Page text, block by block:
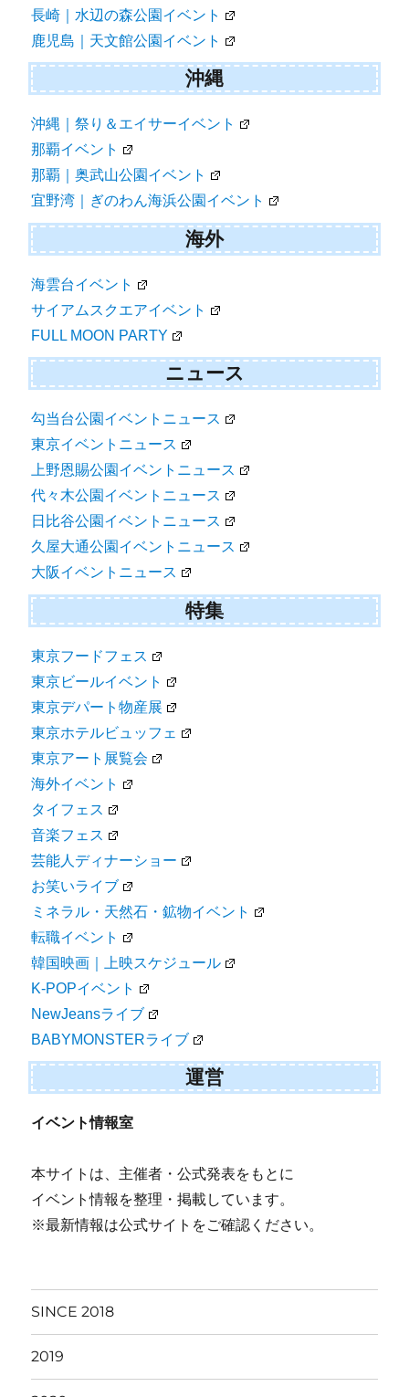
長崎｜水辺の森公園イベント
鹿児島｜天文館公園イベント
沖縄
沖縄｜祭り＆エイサーイベント
那覇イベント
那覇｜奥武山公園イベント
宜野湾｜ぎのわん海浜公園イベント
海外
海雲台イベント
サイアムスクエアイベント
FULL MOON PARTY
ニュース
勾当台公園イベントニュース
東京イベントニュース
上野恩賜公園イベントニュース
代々木公園イベントニュース
日比谷公園イベントニュース
久屋大通公園イベントニュース
大阪イベントニュース
特集
東京フードフェス
東京ビールイベント
東京デパート物産展
東京ホテルビュッフェ
東京アート展覧会
海外イベント
タイフェス
音楽フェス
芸能人ディナーショー
お笑いライブ
ミネラル・天然石・鉱物イベント
転職イベント
韓国映画｜上映スケジュール
K-POPイベント
NewJeansライブ
BABYMONSTERライブ
運営
イベント情報室
本サイトは、主催者・公式発表をもとに
イベント情報を整理・掲載しています。
※最新情報は公式サイトをご確認ください。
SINCE 2018
2019